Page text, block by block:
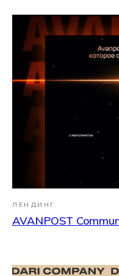
ЛЕНДИНГ
AVANPOST